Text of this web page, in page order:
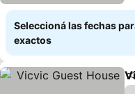
Seleccioná las fechas
exactos